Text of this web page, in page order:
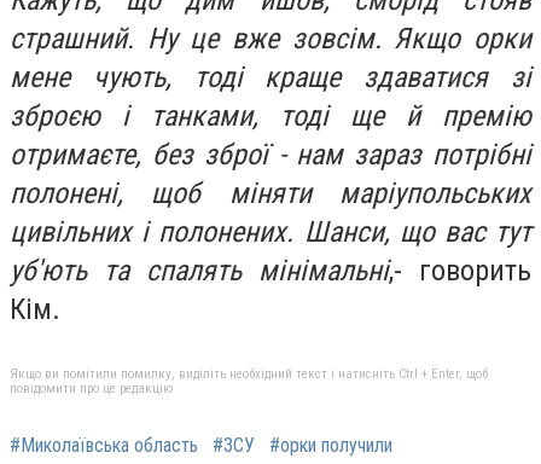
страшний. Ну це вже зовсім. Якщо орки
мене чують, тоді краще здаватися зі
зброєю і танками, тоді ще й премію
отримаєте, без зброї - нам зараз потрібні
полонені, щоб міняти маріупольських
цивільних і полонених. Шанси, що вас тут
уб'ють та спалять мінімальні,- говорить
Кім.
Якщо ви помітили помилку, виділіть необхідний текст і натисніть Ctrl + Enter, щоб
повідомити про це редакцію
#Миколаївська область #ЗСУ #орки получили